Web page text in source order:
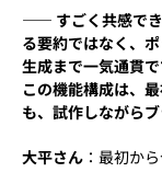
―― すごく共感で
る要約ではなく、
生成まで一気通貫
この機能構成は、
も、試作しながら
大平さん ：最初か